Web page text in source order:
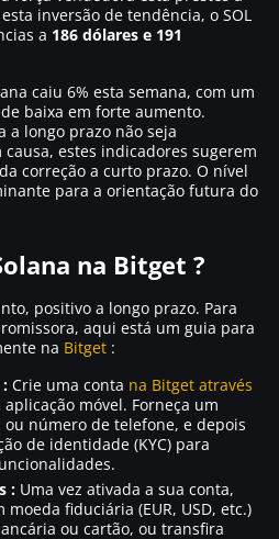
inversão de tendência, o SOL
a 186 dólares e 191
caiu 6% esta semana, com um
baixa em forte aumento.
a longo prazo não seja
estes indicadores sugerem
correção a curto prazo. O nível
para a orientação futura do
na Bitget ?
positivo a longo prazo. Para
aqui está um guia para
na Bitget :
Crie uma conta na Bitget através
aplicação móvel. Forneça um
número de telefone, e depois
de identidade (KYC) para
: Uma vez ativada a sua conta,
fiduciária (EUR, USD, etc.)
ou cartão, ou transfira